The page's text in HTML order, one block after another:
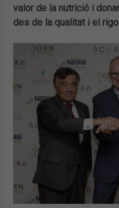
valor de la nutrició i
des de la qualitat i el